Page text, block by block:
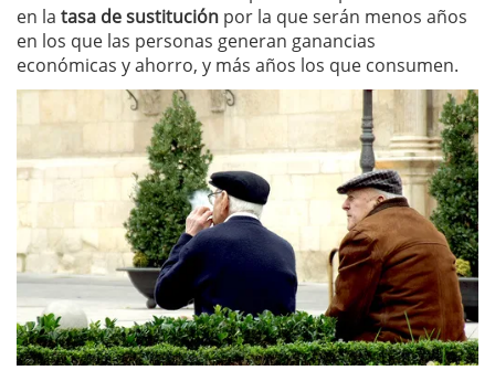
en la tasa de sustitución por la que serán menos años
en los que las personas generan ganancias
económicas y ahorro, y más años los que consumen.